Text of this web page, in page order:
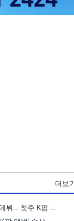
더보기
뷔…첫주 K팝 ...